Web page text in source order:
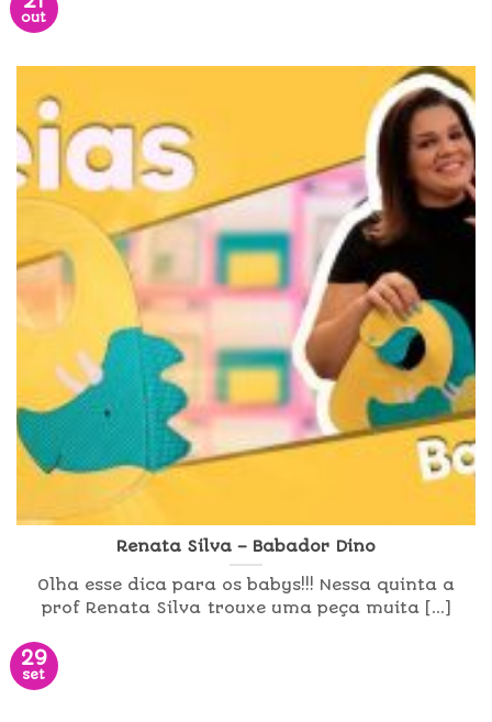
out
Renata Silva – Babador Dino
Olha esse dica para os babys!!! Nessa quinta a
prof Renata Silva trouxe uma peça muita [...]
29
set